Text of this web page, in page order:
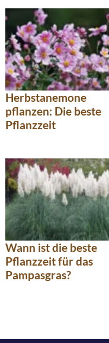
Herbstanemone
pflanzen: Die beste
Pflanzzeit
Wann ist die beste
Pflanzzeit für das
Pampasgras?